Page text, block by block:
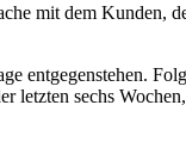
mit dem Kunden,
entgegenstehen.
sechs